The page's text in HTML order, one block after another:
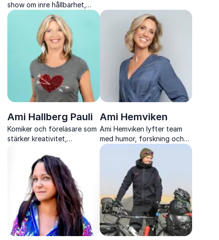
show om inre hållbarhet,
prestation och mod, med
Sara Ohlson och Atefeh
jämställdhet, ledarskap och
hur inkluderande
arbetsplatser skapas i
praktiken.
Ami Hallberg Pauli
Komiker och föreläsare som
stärker kreativitet,
samarbete med humor och
stark scennärvaro
Ami Hemviken
Ami Hemviken lyfter team
med humor, forskning och
tydliga verktyg för bättre
kommunikation, ledarskap
och arbetsglädje.